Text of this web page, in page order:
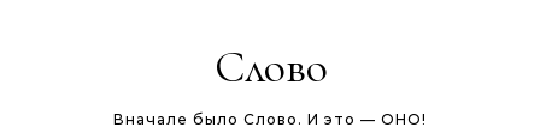
Слово
Вначале было Слово. И это — ОНО!